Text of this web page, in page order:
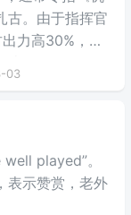
古。由于指挥官
力高30%，在
03
played”。
表示赞赏，老外